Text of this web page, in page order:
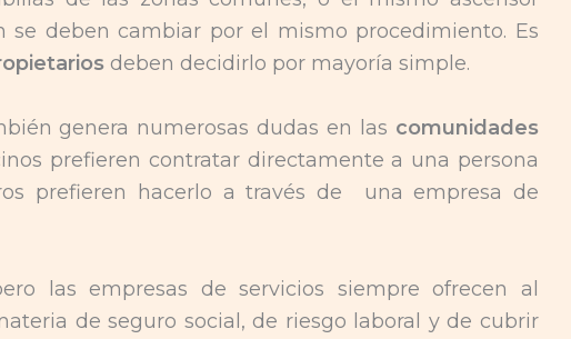
se deben cambiar por el mismo procedimiento. Es
deben decidirlo por mayoría simple.
genera numerosas dudas en las comunidades
prefieren contratar directamente a una persona
prefieren hacerlo a través de una empresa de
las empresas de servicios siempre ofrecen al
de seguro social, de riesgo laboral y de cubrir